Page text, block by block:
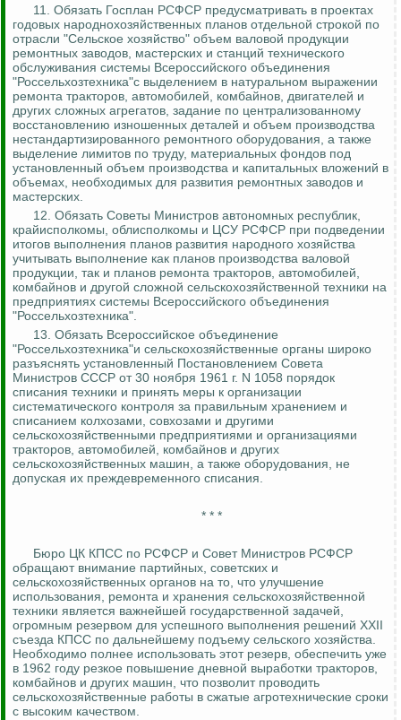
11. Обязать Госплан РСФСР предусматривать в проектах
годовых народнохозяйственных планов отдельной строкой по
отрасли "Сельское хозяйство" объем валовой продукции
ремонтных заводов, мастерских и станций технического
обслуживания системы Всероссийского объединения
"Россельхозтехника"с выделением в натуральном выражении
ремонта тракторов, автомобилей, комбайнов, двигателей и
других сложных агрегатов, задание по централизованному
восстановлению изношенных деталей и объем производства
нестандартизированного ремонтного оборудования, а также
выделение лимитов по труду, материальных фондов под
установленный объем производства и капитальных вложений в
объемах, необходимых для развития ремонтных заводов и
мастерских.
12. Обязать Советы Министров автономных республик,
крайисполкомы, облисполкомы и ЦСУ РСФСР при подведении
итогов выполнения планов развития народного хозяйства
учитывать выполнение как планов производства валовой
продукции, так и планов ремонта тракторов, автомобилей,
комбайнов и другой сложной сельскохозяйственной техники на
предприятиях системы Всероссийского объединения
"Россельхозтехника".
13. Обязать Всероссийское объединение
"Россельхозтехника"и сельскохозяйственные органы широко
разъяснять установленный Постановлением Совета
Министров СССР от 30 ноября 1961 г. N 1058 порядок
списания техники и принять меры к организации
систематического контроля за правильным хранением и
списанием колхозами, совхозами и другими
сельскохозяйственными предприятиями и организациями
тракторов, автомобилей, комбайнов и других
сельскохозяйственных машин, а также оборудования, не
допуская их преждевременного списания.
* * *
Бюро ЦК КПСС по РСФСР и Совет Министров РСФСР
обращают внимание партийных, советских и
сельскохозяйственных органов на то, что улучшение
использования, ремонта и хранения сельскохозяйственной
техники является важнейшей государственной задачей,
огромным резервом для успешного выполнения решений XXII
съезда КПСС по дальнейшему подъему сельского хозяйства.
Необходимо полнее использовать этот резерв, обеспечить уже
в 1962 году резкое повышение дневной выработки тракторов,
комбайнов и других машин, что позволит проводить
сельскохозяйственные работы в сжатые агротехнические сроки
с высоким качеством.